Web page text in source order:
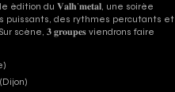
édition du 𝐕𝐚𝐥𝐡’𝐦𝐞𝐭𝐚𝐥, une soirée
puissants, des rythmes percutants et
scène, 𝟑 𝐠𝐫𝐨𝐮𝐩𝐞𝐬 viendrons faire